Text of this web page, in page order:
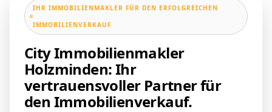
IHR IMMOBILIENMAKLER FÜR DEN ERFOLGREICHEN
IMMOBILIENVERKAUF
City Immobilienmakler
Holzminden: Ihr
vertrauensvoller Partner für
den Immobilienverkauf.